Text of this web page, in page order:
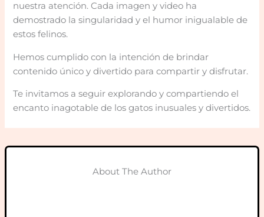
nuestra atención. Cada imagen y video ha
demostrado la singularidad y el humor inigualable de
estos felinos.
Hemos cumplido con la intención de brindar
contenido único y divertido para compartir y disfrutar.
Te invitamos a seguir explorando y compartiendo el
encanto inagotable de los gatos inusuales y divertidos.
About The Author